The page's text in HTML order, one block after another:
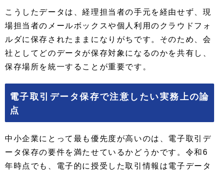
こうしたデータは、経理担当者の手元を経由せず、現
場担当者のメールボックスや個人利用のクラウドフォ
ルダに保存されたままになりがちです。そのため、会
社としてどのデータが保存対象になるのかを共有し、
保存場所を統一することが重要です。
電子取引データ保存で注意したい実務上の論
点
中小企業にとって最も優先度が高いのは、電子取引デ
ータ保存の要件を満たせているかどうかです。令和6
年時点でも、電子的に授受した取引情報は電子データ